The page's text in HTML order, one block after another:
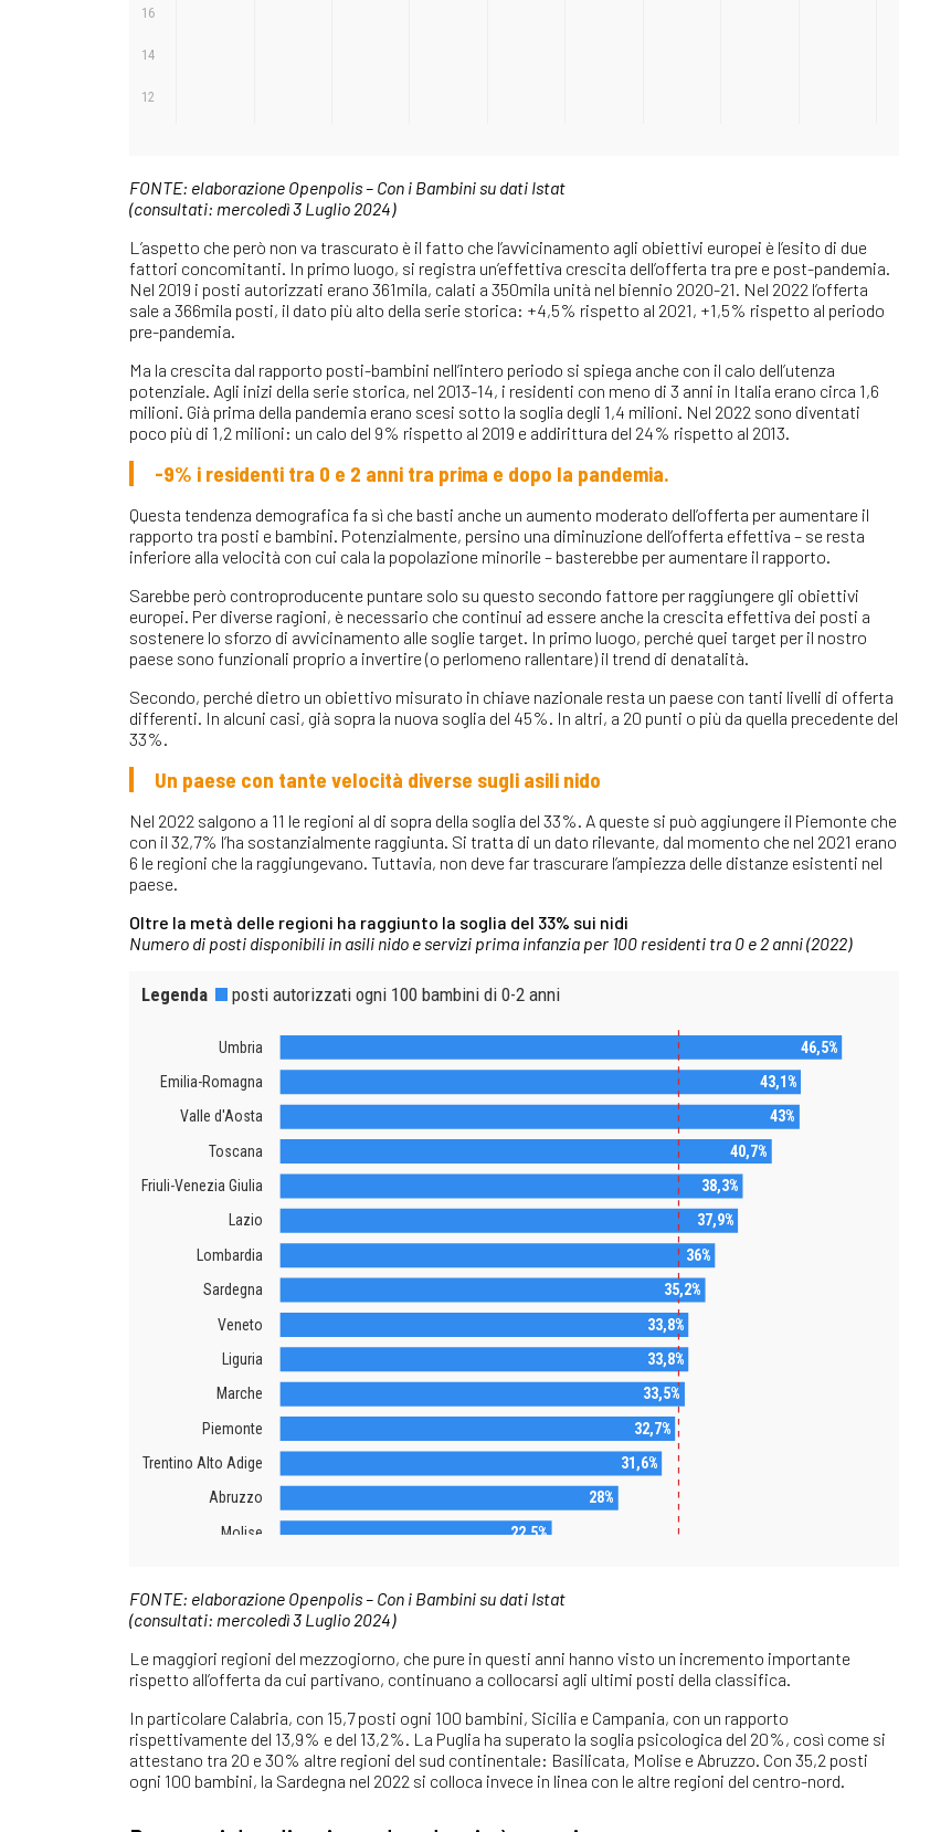
FONTE: elaborazione Openpolis – Con i Bambini su dati Istat
(consultati: mercoledì 3 Luglio 2024)
L’aspetto che però non va trascurato è il fatto che l’avvicinamento agli obiettivi europei è l’esito di due
fattori concomitanti. In primo luogo, si registra un’effettiva crescita dell’offerta tra pre e post-pandemia.
Nel 2019 i posti autorizzati erano 361mila, calati a 350mila unità nel biennio 2020-21. Nel 2022 l’offerta
sale a 366mila posti, il dato più alto della serie storica: +4,5% rispetto al 2021, +1,5% rispetto al periodo
pre-pandemia.
Ma la crescita dal rapporto posti-bambini nell’intero periodo si spiega anche con il calo dell’utenza
potenziale. Agli inizi della serie storica, nel 2013-14, i residenti con meno di 3 anni in Italia erano circa 1,6
milioni. Già prima della pandemia erano scesi sotto la soglia degli 1,4 milioni. Nel 2022 sono diventati
poco più di 1,2 milioni: un calo del 9% rispetto al 2019 e addirittura del 24% rispetto al 2013.
-9% i residenti tra 0 e 2 anni tra prima e dopo la pandemia.
Questa tendenza demografica fa sì che basti anche un aumento moderato dell’offerta per aumentare il
rapporto tra posti e bambini. Potenzialmente, persino una diminuzione dell’offerta effettiva – se resta
inferiore alla velocità con cui cala la popolazione minorile – basterebbe per aumentare il rapporto.
Sarebbe però controproducente puntare solo su questo secondo fattore per raggiungere gli obiettivi
europei. Per diverse ragioni, è necessario che continui ad essere anche la crescita effettiva dei posti a
sostenere lo sforzo di avvicinamento alle soglie target. In primo luogo, perché quei target per il nostro
paese sono funzionali proprio a invertire (o perlomeno rallentare) il trend di denatalità.
Secondo, perché dietro un obiettivo misurato in chiave nazionale resta un paese con tanti livelli di offerta
differenti. In alcuni casi, già sopra la nuova soglia del 45%. In altri, a 20 punti o più da quella precedente del
33%.
Un paese con tante velocità diverse sugli asili nido
Nel 2022 salgono a 11 le regioni al di sopra della soglia del 33%. A queste si può aggiungere il Piemonte che
con il 32,7% l’ha sostanzialmente raggiunta. Si tratta di un dato rilevante, dal momento che nel 2021 erano
6 le regioni che la raggiungevano. Tuttavia, non deve far trascurare l’ampiezza delle distanze esistenti nel
paese.
Oltre la metà delle regioni ha raggiunto la soglia del 33% sui nidi
Numero di posti disponibili in asili nido e servizi prima infanzia per 100 residenti tra 0 e 2 anni (2022)
FONTE: elaborazione Openpolis – Con i Bambini su dati Istat
(consultati: mercoledì 3 Luglio 2024)
Le maggiori regioni del mezzogiorno, che pure in questi anni hanno visto un incremento importante
rispetto all’offerta da cui partivano, continuano a collocarsi agli ultimi posti della classifica.
In particolare Calabria, con 15,7 posti ogni 100 bambini, Sicilia e Campania, con un rapporto
rispettivamente del 13,9% e del 13,2%. La Puglia ha superato la soglia psicologica del 20%, così come si
attestano tra 20 e 30% altre regioni del sud continentale: Basilicata, Molise e Abruzzo. Con 35,2 posti
ogni 100 bambini, la Sardegna nel 2022 si colloca invece in linea con le altre regioni del centro-nord.